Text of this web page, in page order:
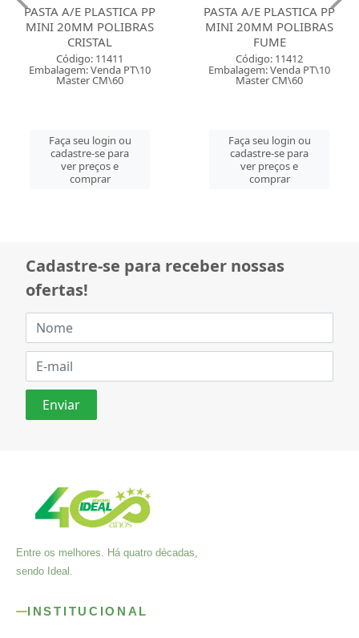
PASTA A/E PLASTICA PP
MINI 20MM POLIBRAS
CRISTAL
Código: 11411
Embalagem: Venda PT\10
Master CM\60
Faça seu login ou
cadastre-se para
ver preços e
comprar
PASTA A/E PLASTICA PP
MINI 20MM POLIBRAS
FUME
Código: 11412
Embalagem: Venda PT\10
Master CM\60
Faça seu login ou
cadastre-se para
ver preços e
comprar
Cadastre-se para receber nossas
ofertas!
Entre os melhores. Há quatro décadas,
sendo Ideal.
INSTITUCIONAL